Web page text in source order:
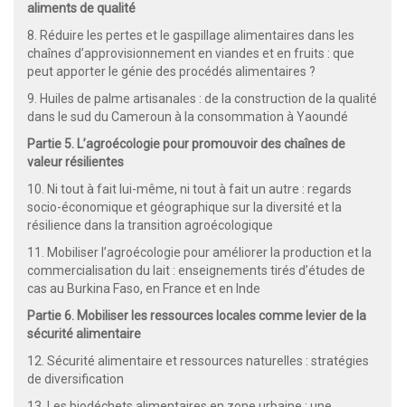
aliments de qualité
8. Réduire les pertes et le gaspillage alimentaires dans les
chaînes d’approvisionnement en viandes et en fruits : que
peut apporter le génie des procédés alimentaires ?
9. Huiles de palme artisanales : de la construction de la qualité
dans le sud du Cameroun à la consommation à Yaoundé
Partie 5. L’agroécologie pour promouvoir des chaînes de
valeur résilientes
10. Ni tout à fait lui-même, ni tout à fait un autre : regards
socio-économique et géographique sur la diversité et la
résilience dans la transition agroécologique
11. Mobiliser l’agroécologie pour améliorer la production et la
commercialisation du lait : enseignements tirés d’études de
cas au Burkina Faso, en France et en Inde
Partie 6. Mobiliser les ressources locales comme levier de la
sécurité alimentaire
12. Sécurité alimentaire et ressources naturelles : stratégies
de diversification